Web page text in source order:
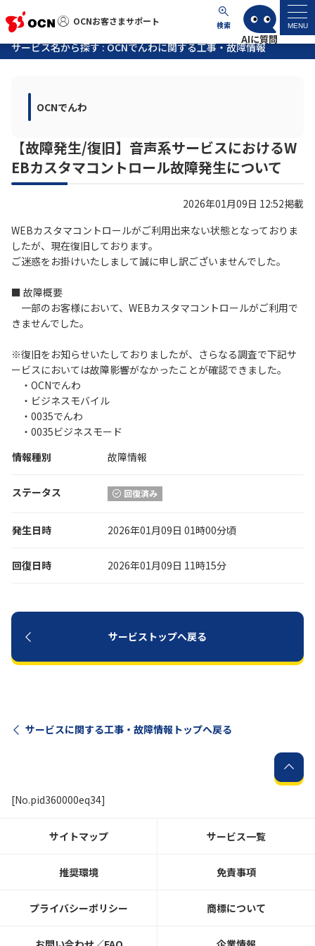
OCNお客さまサポート 検索 MENU
OCNお客さまサポート
マイページ
サポートトップ
サービス名から探す
よくあるご質問
工事・故障情報
各種ダウンロード
お問い合わせ
履歴・お気に入り
お知らせ
NTTドコモビジネスのお客さ
まはこちら
サービス名から探す : OCNでんわに関する工事・故障情報
OCNでんわ
【故障発生/復旧】音声系サービスにおけるW
EBカスタマコントロール故障発生について
2026年01月09日 12:52掲載
WEBカスタマコントロールがご利用出来ない状態となっておりま
したが、現在復旧しております。
ご迷惑をお掛けいたしまして誠に申し訳ございませんでした。
■ 故障概要
一部のお客様において、WEBカスタマコントロールがご利用で
きませんでした。
※復旧をお知らせいたしておりましたが、さらなる調査で下記サ
ービスにおいては故障影響がなかったことが確認できました。
・OCNでんわ
・ビジネスモバイル
・0035でんわ
・0035ビジネスモード
情報種別
故障情報
ステータス 回復済み
発生日時 2026年01月09日 01時00分頃
回復日時 2026年01月09日 11時15分
サービストップへ戻る
サービスに関する工事・故障情報トップへ戻る
[No.pid360000eq34]
サイトマップ サービス一覧
推奨環境 免責事項
プライバシーポリシー 商標について